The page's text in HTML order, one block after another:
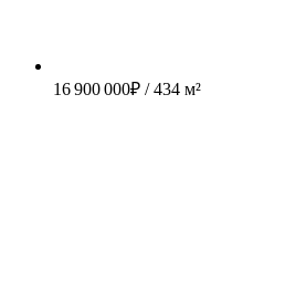
16 900 000₽ / 434 м²